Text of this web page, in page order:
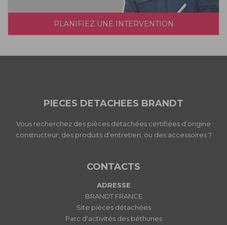
PLANIFIEZ UNE INTERVENTION
PIECES DETACHEES BRANDT
Vous recherchez des pièces détachées certifiées d’origine
constructeur, des produits d'entretien, ou des accessoires ?
CONTACTS
ADRESSE
BRANDT FRANCE
Site pièces détachées
Parc d'activités des béthunes